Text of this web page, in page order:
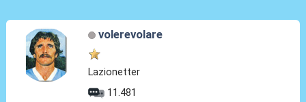
volerevolare
Lazionetter
11.481